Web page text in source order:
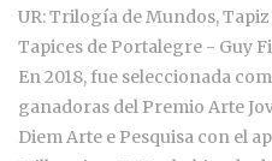
UR: Trilogía de Mundos,
Tapices de Portalegre - Guy
En 2018, fue seleccionada
ganadoras del Premio Arte
Diem Arte e Pesquisa con el